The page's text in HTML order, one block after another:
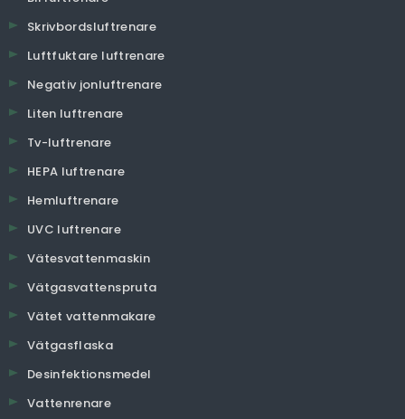
Skrivbordsluftrenare
Luftfuktare luftrenare
Negativ jonluftrenare
Liten luftrenare
Tv-luftrenare
HEPA luftrenare
Hemluftrenare
UVC luftrenare
Vätesvattenmaskin
Vätgasvattenspruta
Vätet vattenmakare
Vätgasflaska
Desinfektionsmedel
Vattenrenare